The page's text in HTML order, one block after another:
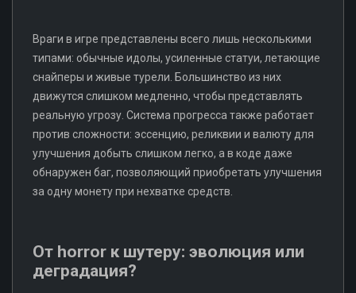
Враги в игре представлены всего лишь несколькими
типами: обычные идолы, усиленные статуи, летающие
снайперы и живые турели. Большинство из них
движутся слишком медленно, чтобы представлять
реальную угрозу. Система прогресса также работает
против сложности: эссенцию, реликвии и валюту для
улучшения добыть слишком легко, а в коде даже
обнаружен баг, позволяющий приобретать улучшения
за одну монету при нехватке средств.
От horror к шутеру: эволюция или
деградация?